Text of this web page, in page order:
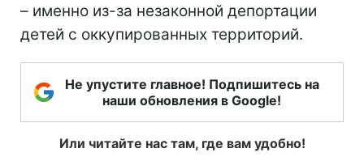
– именно из-за незаконной депортации
детей с оккупированных территорий.
Не упустите главное! Подпишитесь на
наши обновления в Google!
Или читайте нас там, где вам удобно!